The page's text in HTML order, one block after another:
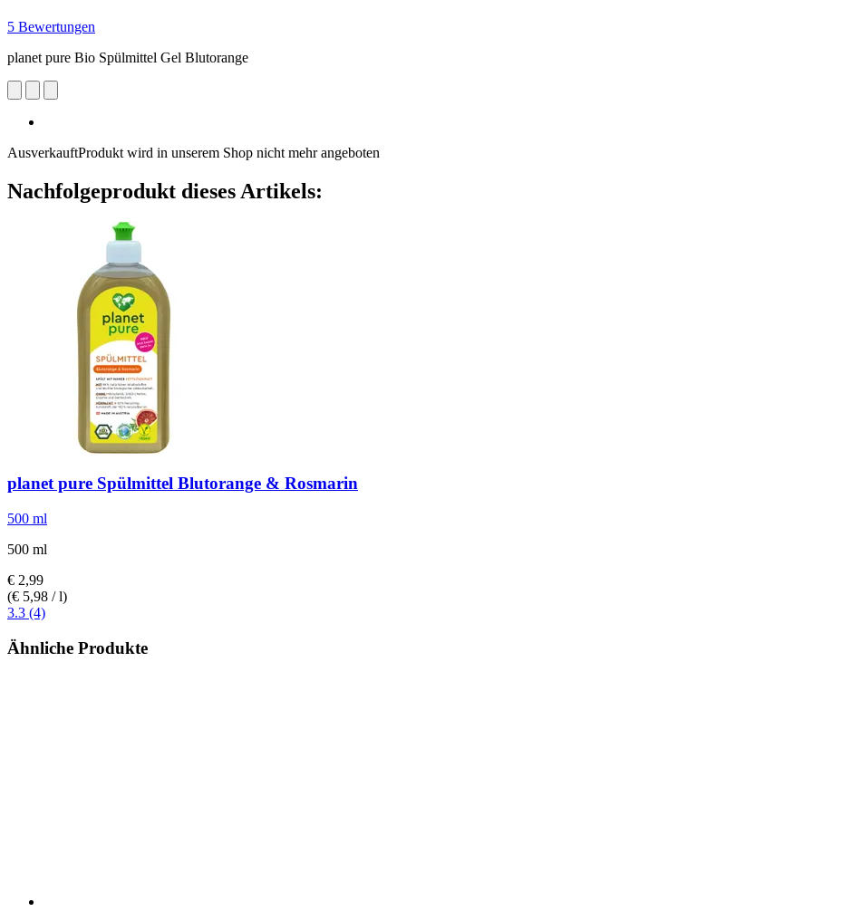
5 Bewertungen
planet pure Bio Spülmittel Gel Blutorange
AusverkauftProdukt wird in unserem Shop nicht mehr angeboten
Nachfolgeprodukt dieses Artikels:
planet pure Spülmittel Blutorange & Rosmarin
500 ml
500 ml
€ 2,99
(€ 5,98 / l)
3.3 (4)
Ähnliche Produkte